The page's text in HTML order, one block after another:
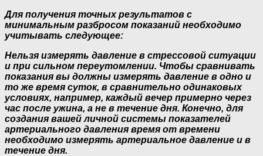
Для получения точных результатов с
минимальным разбросом показаний необходимо
учитывать следующее:
Нельзя измерять давление в стрессовой ситуации
и при сильном переутомлении. Чтобы сравнивать
показания вы должны измерять давление в одно и
то же время суток, в сравнительно одинаковых
условиях, например, каждый вечер примерно через
час после ужина, а не в течение дня. Конечно, для
создания вашей личной системы показателей
артериального давления время от времени
необходимо измерять артериальное давление и в
течение дня.